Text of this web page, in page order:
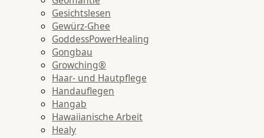
Gesichtslesen
Gewürz-Ghee
GoddessPowerHealing
Gongbau
Growching®
Haar- und Hautpflege
Handauflegen
Hangab
Hawaiianische Arbeit
Healy